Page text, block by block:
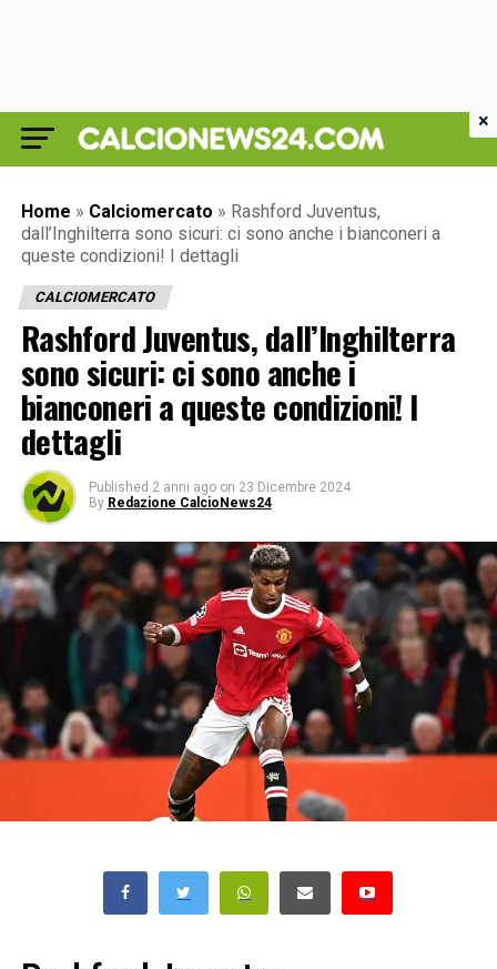
Home » Calciomercato » Rashford Juventus,
dall’Inghilterra sono sicuri: ci sono anche i bianconeri a
queste condizioni! I dettagli
CALCIOMERCATO
Rashford Juventus, dall’Inghilterra
sono sicuri: ci sono anche i
bianconeri a queste condizioni! I
dettagli
Published 2 anni ago on 23 Dicembre 2024
By Redazione CalcioNews24
×